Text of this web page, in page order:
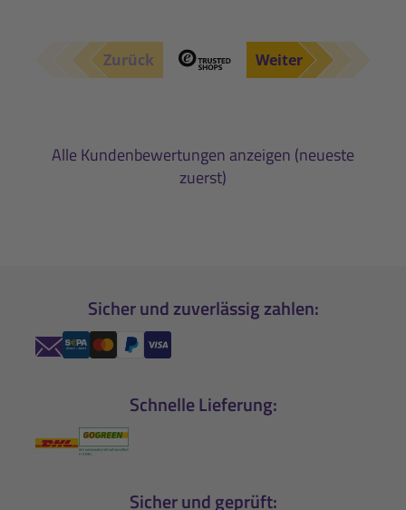
Zurück Weiter
Alle Kundenbewertungen anzeigen (neueste
zuerst)
Sicher und zuverlässig zahlen:
Schnelle Lieferung:
Sicher und geprüft: